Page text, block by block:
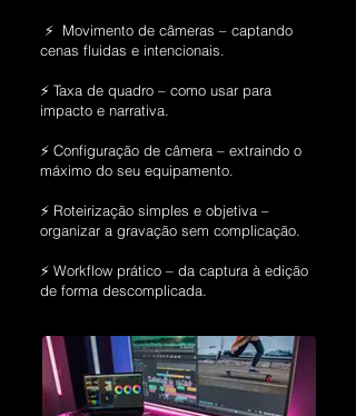
⚡ Movimento de câmeras – captando
cenas fluidas e intencionais.
⚡ Taxa de quadro – como usar para
impacto e narrativa.
⚡ Configuração de câmera – extraindo o
máximo do seu equipamento.
⚡ Roteirização simples e objetiva –
organizar a gravação sem complicação.
⚡ Workflow prático – da captura à edição
de forma descomplicada.